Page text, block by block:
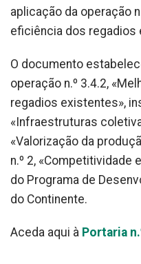
aplicação da operação
eficiência dos regadios
O documento
operação n.º 3.4.2,
regadios existentes»,
«Infraestruturas
«Valorização da
n.º 2, «Competitividade
do Programa de
do Continente.
Aceda aqui à Portaria